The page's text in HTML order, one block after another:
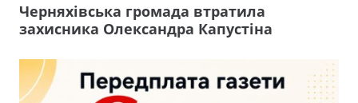
Черняхівська громада втратила
захисника Олександра Капустіна